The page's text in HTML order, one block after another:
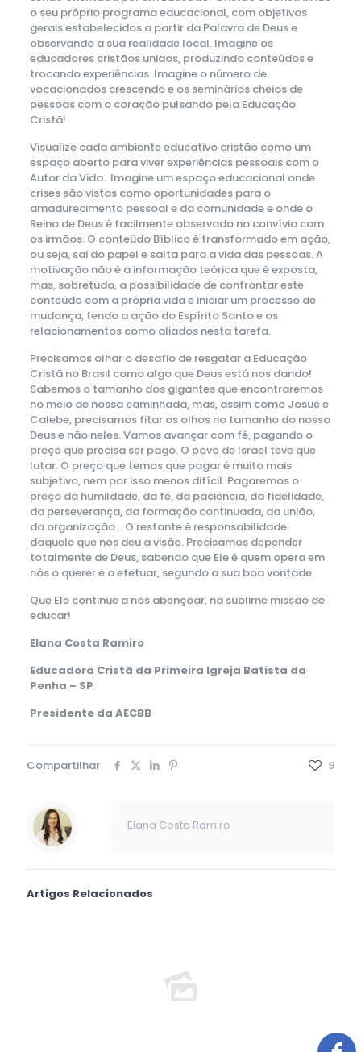
o seu próprio programa educacional, com objetivos
gerais estabelecidos a partir da Palavra de Deus e
observando a sua realidade local. Imagine os
educadores cristãos unidos, produzindo conteúdos e
trocando experiências. Imagine o número de
vocacionados crescendo e os seminários cheios de
pessoas com o coração pulsando pela Educação
Cristã!
Visualize cada ambiente educativo cristão como um
espaço aberto para viver experiências pessoais com o
Autor da Vida. Imagine um espaço educacional onde
crises são vistas como oportunidades para o
amadurecimento pessoal e da comunidade e onde o
Reino de Deus é facilmente observado no convívio com
os irmãos. O conteúdo Bíblico é transformado em ação,
ou seja, sai do papel e salta para a vida das pessoas. A
motivação não é a informação teórica que é exposta,
mas, sobretudo, a possibilidade de confrontar este
conteúdo com a própria vida e iniciar um processo de
mudança, tendo a ação do Espírito Santo e os
relacionamentos como aliados nesta tarefa.
Precisamos olhar o desafio de resgatar a Educação
Cristã no Brasil como algo que Deus está nos dando!
Sabemos o tamanho dos gigantes que encontraremos
no meio de nossa caminhada, mas, assim como Josué e
Calebe, precisamos fitar os olhos no tamanho do nosso
Deus e não neles. Vamos avançar com fé, pagando o
preço que precisa ser pago. O povo de Israel teve que
lutar. O preço que temos que pagar é muito mais
subjetivo, nem por isso menos difícil. Pagaremos o
preço da humildade, da fé, da paciência, da fidelidade,
da perseverança, da formação continuada, da união,
da organização… O restante é responsabilidade
daquele que nos deu a visão. Precisamos depender
totalmente de Deus, sabendo que Ele é quem opera em
nós o querer e o efetuar, segundo a sua boa vontade.
Que Ele continue a nos abençoar, na sublime missão de
educar!
Elana Costa Ramiro
Educadora Cristã da Primeira Igreja Batista da
Penha – SP
Presidente da AECBB
Compartilhar 9
Elana Costa Ramiro
Artigos Relacionados